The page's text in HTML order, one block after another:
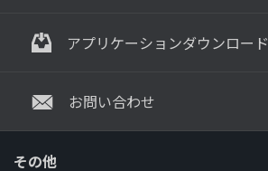
アプリケーションダウンロード
お問い合わせ
その他